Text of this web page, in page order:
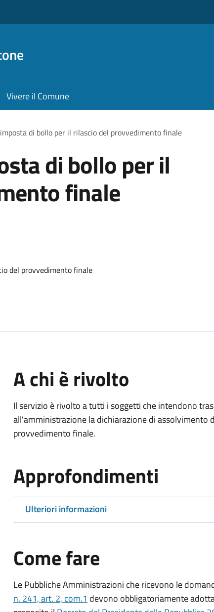
Vivere il Comune
di bollo per il rilascio del provvedimento finale
di bollo per il
finale
del provvedimento finale
A chi è rivolto
Il servizio è rivolto a tutti i soggetti che intendono
all'amministrazione la dichiarazione di assolvimento
provvedimento finale.
Approfondimenti
Ulteriori informazioni
Come fare
Le Pubbliche Amministrazioni che ricevono le
n. 241, art. 2, com.1 devono obbligatoriamente